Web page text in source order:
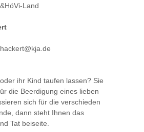
Land
ihr Kind taufen lassen? Sie
die Beerdigung eines lieben
sich für die verschieden
dann steht Ihnen das
Rat und Tat beiseite.